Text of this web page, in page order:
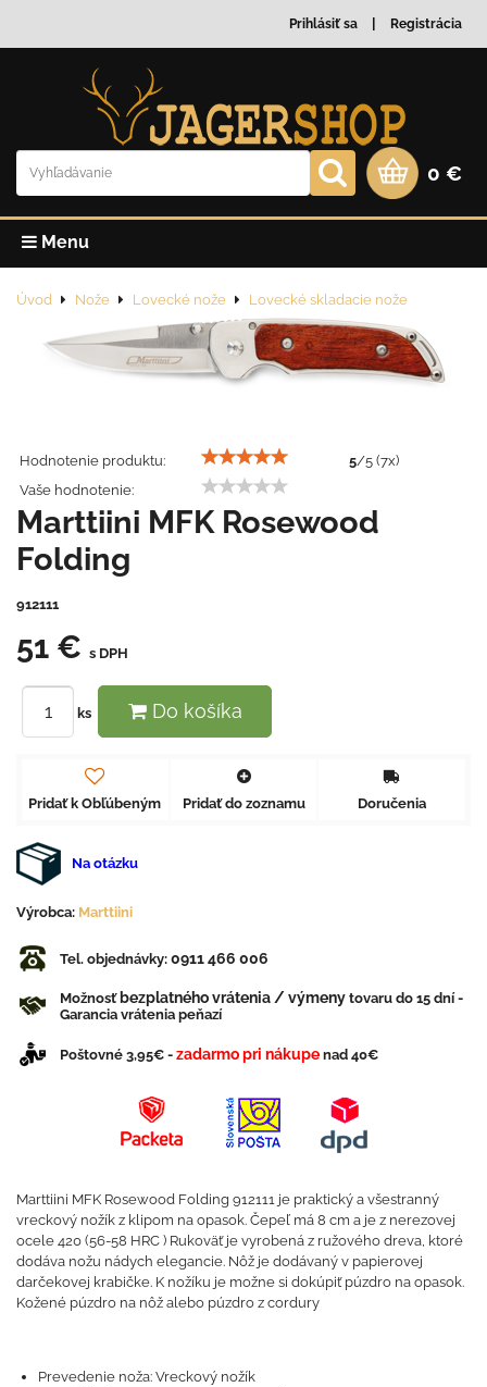
Prihlásiť sa Registrácia
0 €
Menu
Úvod Nože Lovecké nože Lovecké skladacie nože
Hodnotenie produktu: 5/5 (7x)
Vaše hodnotenie:
Marttiini MFK Rosewood
Folding
912111
51 € s DPH
ks Do košíka
Pridať k Obľúbeným Pridať do zoznamu Doručenia
Na otázku
Výrobca: Marttiini
Tel. objednávky: 0911 466 006
Možnosťbezplatného vrátenia / výmeny tovaru do 15 dní -
Garancia vrátenia peňazí
Poštovné 3,95€ - zadarmo pri nákupe nad 40€
Marttiini MFK Rosewood Folding 912111 je praktický a všestranný
vreckový nožík z klipom na opasok. Čepeľ má 8 cm a je z nerezovej
ocele 420 (56-58 HRC ) Rukoväť je vyrobená z ružového dreva, ktoré
dodáva nožu nádych elegancie. Nôž je dodávaný v papierovej
darčekovej krabičke. K nožíku je možne si dokúpiť púzdro na opasok.
Kožené púzdro na nôž alebo púzdro z cordury
Prevedenie noža: Vreckový nožík